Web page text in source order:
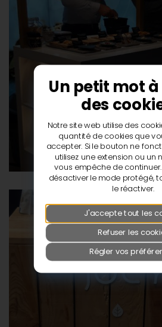
Un petit mot
des
Notre site web utilise des
quantité de cookies que
accepter. Si le bouton ne
utilisez une extension ou un
vous empêche de
désactiver le mode protégé,
le réactiver.
J'accepte tout les
Refuser les
Régler vos